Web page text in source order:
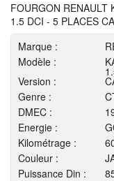
FOURGON RENAULT
1.5 DCI - 5 PLACES
Marque :
Modèle :
Version :
Genre :
DMEC :
Energie :
Kilométrage :
Couleur :
Puissance Din :